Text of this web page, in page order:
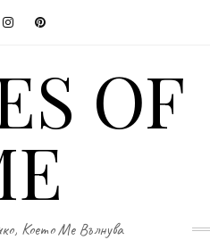
OF
Което Ме Вълнува